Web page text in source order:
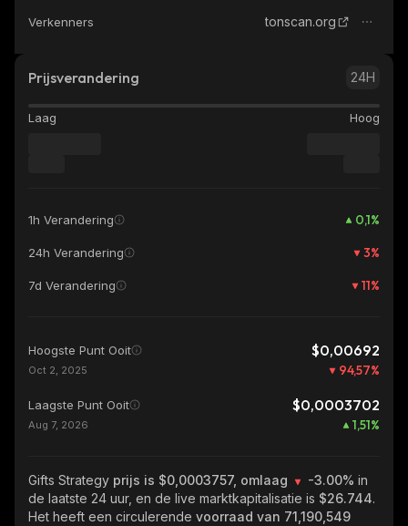
Verkenners tonscan.org
Prijsverandering 24H
Laag Hoog
1h Verandering 0,1%
24h Verandering 3%
7d Verandering 11%
Hoogste Punt Ooit $0,00692
Oct 2, 2025 94,57%
Laagste Punt Ooit $0,0003702
Aug 7, 2026 1,51%
Gifts Strategy prijs is $0,0003757, omlaag -3.00% in
de laatste 24 uur, en de live marktkapitalisatie is $26.744.
Het heeft een circulerende voorraad van 71,190,549